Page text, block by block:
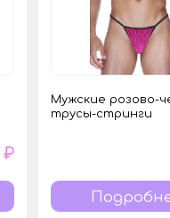
₽
Мужские розово-
трусы-стринги